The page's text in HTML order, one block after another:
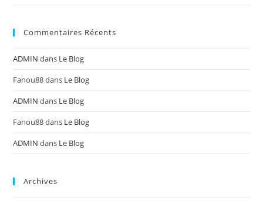
Commentaires Récents
ADMIN dans Le Blog
Fanou88dans Le Blog
ADMIN dans Le Blog
Fanou88dans Le Blog
ADMIN dans Le Blog
Archives